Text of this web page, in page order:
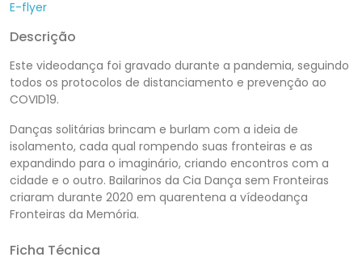
E-flyer
Descrição
Este videodança foi gravado durante a pandemia, seguindo
todos os protocolos de distanciamento e prevenção ao
COVID19.
Danças solitárias brincam e burlam com a ideia de
isolamento, cada qual rompendo suas fronteiras e as
expandindo para o imaginário, criando encontros com a
cidade e o outro. Bailarinos da Cia Dança sem Fronteiras
criaram durante 2020 em quarentena a vídeodança
Fronteiras da Memória.
Ficha Técnica